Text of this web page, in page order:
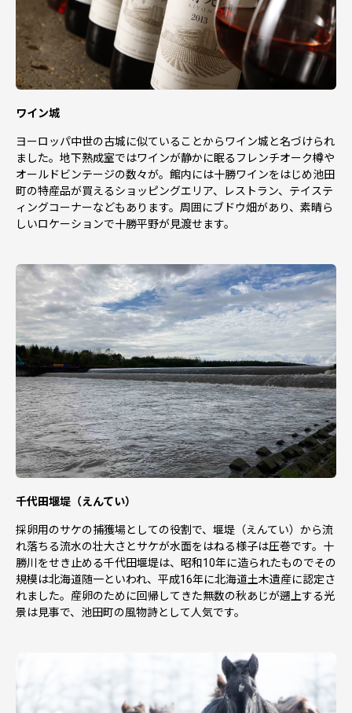
ワイン城
ヨーロッパ中世の古城に似ていることからワイン城と名づけられ
ました。地下熟成室ではワインが静かに眠るフレンチオーク樽や
オールドビンテージの数々が。館内には十勝ワインをはじめ池田
町の特産品が買えるショッピングエリア、レストラン、テイステ
ィングコーナーなどもあります。周囲にブドウ畑があり、素晴ら
しいロケーションで十勝平野が見渡せます。
千代田堰堤（えんてい）
採卵用のサケの捕獲場としての役割で、堰堤（えんてい）から流
れ落ちる流水の壮大さとサケが水面をはねる様子は圧巻です。十
勝川をせき止める千代田堰堤は、昭和10年に造られたものでその
規模は北海道随一といわれ、平成16年に北海道土木遺産に認定さ
れました。産卵のために回帰してきた無数の秋あじが遡上する光
景は見事で、池田町の風物詩として人気です。